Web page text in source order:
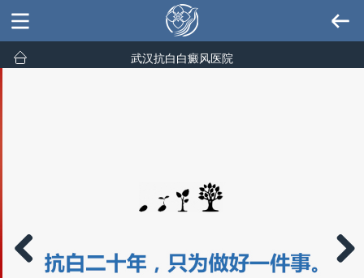
武汉抗白白癜风医院
Previous